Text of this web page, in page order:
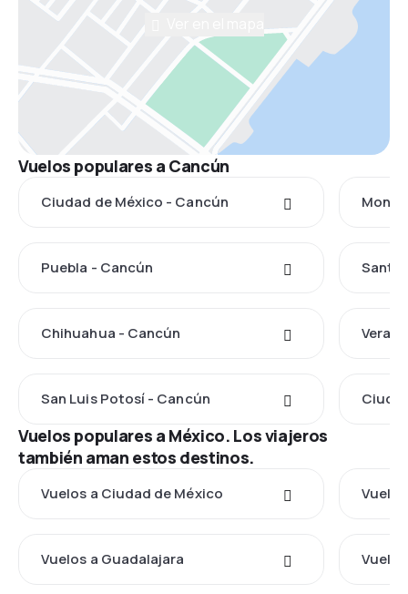
Vuelos populares a Cancún
Ciudad de México - Cancún
Puebla - Cancún
Chihuahua - Cancún
San Luis Potosí - Cancún
Vuelos populares a México. Los viajeros
también aman estos destinos.
Vuelos a Ciudad de México
Vuelos a Guadalajara